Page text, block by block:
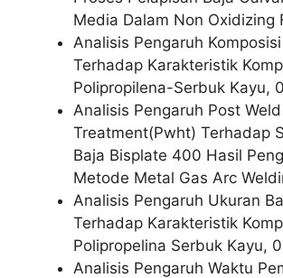
Media Dalam Non Oxidizing
Analisis Pengaruh
Terhadap Karakteristik
Polipropilena-Serbuk Kayu,
Analisis Pengaruh Post
Treatment(Pwht) Terhadap
Baja Bisplate 400 Hasil
Metode Metal Gas Arc
Analisis Pengaruh Ukuran
Terhadap Karakteristik
Polipropelina Serbuk Kayu,
Analisis Pengaruh Waktu